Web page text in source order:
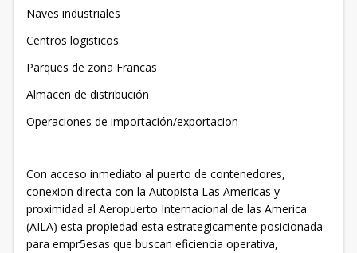
Naves industriales
Centros logisticos
Parques de zona Francas
Almacen de distribución
Operaciones de importación/exportacion
Con acceso inmediato al puerto de contenedores,
conexion directa con la Autopista Las Americas y
proximidad al Aeropuerto Internacional de las America
(AILA) esta propiedad esta estrategicamente posicionada
para empr5esas que buscan eficiencia operativa,